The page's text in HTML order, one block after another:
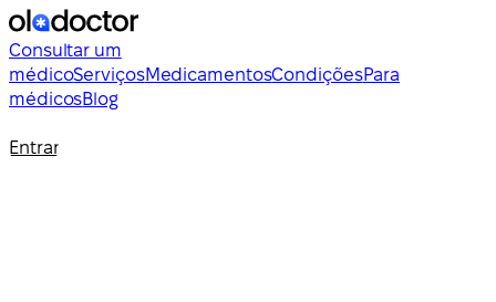
Consultar um
médicoServiçosMedicamentosCondiçõesPara
médicosBlog
Entrar